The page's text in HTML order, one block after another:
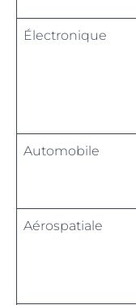
Électronique
Automobile
Aérospatiale